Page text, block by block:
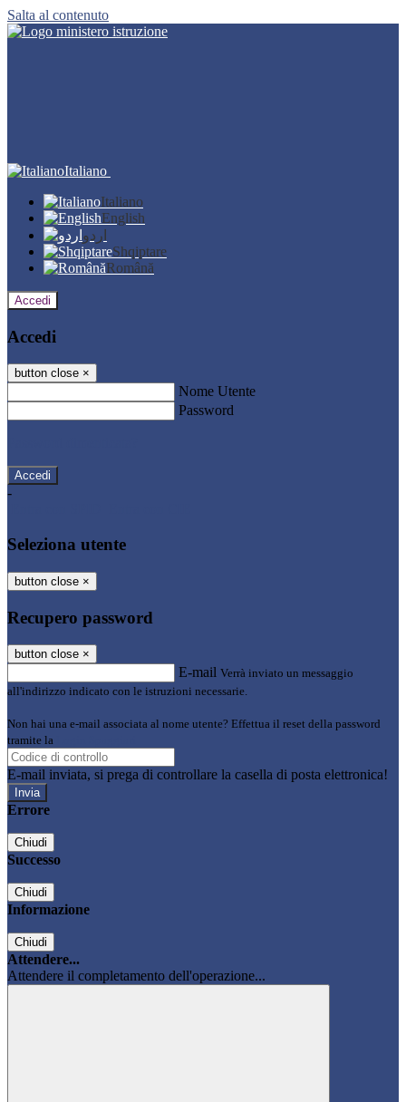
Salta al contenuto
Italiano
Italiano
English
اردو
Shqiptare
Română
Accedi
Accedi
button close ×
Nome Utente
Password
-
Seleziona utente
button close ×
Recupero password
button close ×
E-mail Verrà inviato un messaggio
all'indirizzo indicato con le istruzioni necessarie.
Non hai una e-mail associata al nome utente? Effettua il reset della password
tramite la
E-mail inviata, si prega di controllare la casella di posta elettronica!
Errore
Chiudi
Successo
Chiudi
Informazione
Chiudi
Attendere...
Attendere il completamento dell'operazione...